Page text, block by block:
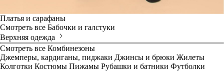
Платья и сарафаны
Смотреть все Бабочки и галстуки
Верхняя одежда
Смотреть все Комбинезоны
Джемперы, кардиганы, пиджаки Джинсы и брюки Жилеты
Колготки Костюмы Пижамы Рубашки и батники Футболки